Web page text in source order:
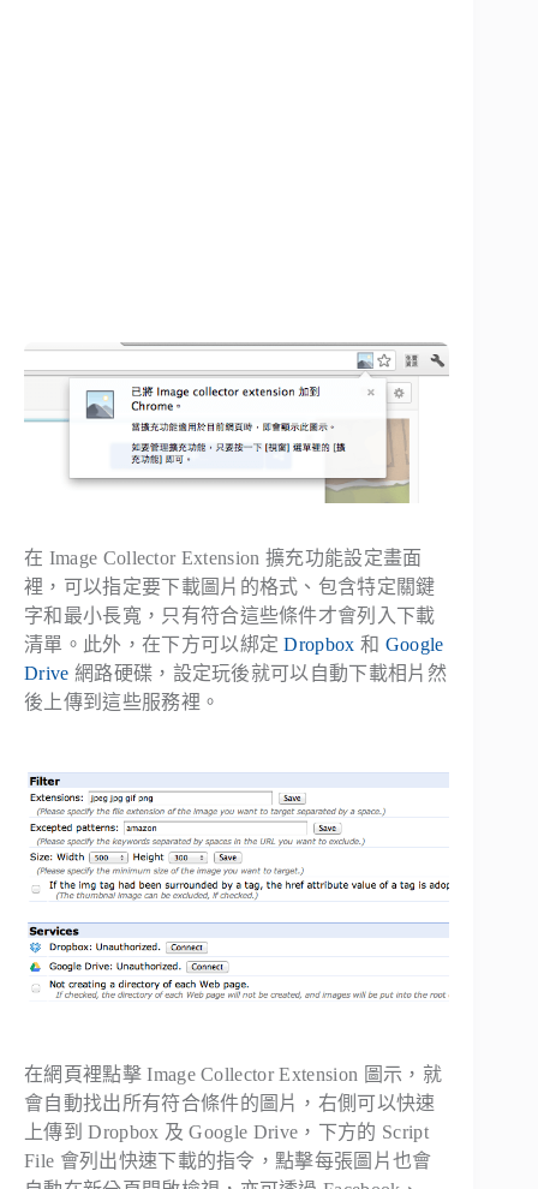
在 Image Collector Extension 擴充功能設定畫面
裡，可以指定要下載圖片的格式、包含特定關鍵
字和最小長寬，只有符合這些條件才會列入下載
清單。此外，在下方可以綁定Dropbox 和 Google
Drive 網路硬碟，設定玩後就可以自動下載相片然
後上傳到這些服務裡。
在網頁裡點擊 Image Collector Extension 圖示，就
會自動找出所有符合條件的圖片，右側可以快速
上傳到 Dropbox 及 Google Drive，下方的 Script
File 會列出快速下載的指令，點擊每張圖片也會